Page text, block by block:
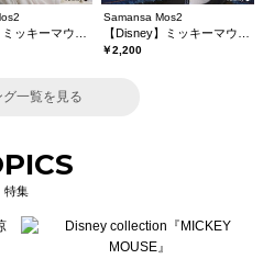
Samansa Mos2
￥2,200
グ一覧を見る
特集